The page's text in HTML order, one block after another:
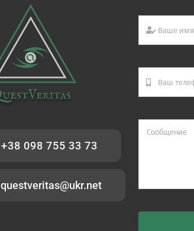
+38 098 755 33 73
questveritas@ukr.net